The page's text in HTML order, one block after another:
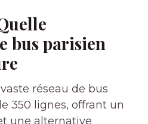
bus parisien
réseau de bus
350 lignes, offrant un
une alternative